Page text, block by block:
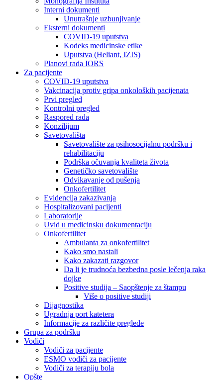
Interni dokumenti
Unutrašnje uzbunjivanje
Eksterni dokumenti
COVID-19 uputstva
Kodeks medicinske etike
Uputstva (Heliant, IZIS)
Planovi rada IORS
Za pacijente
COVID-19 uputstva
Vakcinacija protiv gripa onkoloških pacijenata
Prvi pregled
Kontrolni pregled
Raspored rada
Konzilijum
Savetovališta
Savetovalište za psihosocijalnu podršku i
rehabilitaciju
Podrška očuvanja kvaliteta života
Genetičko savetovalište
Odvikavanje od pušenja
Onkofertilitet
Evidencija zakazivanja
Hospitalizovani pacijenti
Laboratorije
Uvid u medicinsku dokumentaciju
Onkofertilitet
Ambulanta za onkofertilitet
Kako smo nastali
Kako zakazati razgovor
Da li je trudnoća bezbedna posle lečenja raka
dojke
Positive studija – Saopštenje za štampu
Više o positive studiji
Dijagnostika
Ugradnja port katetera
Informacije za različite preglede
Grupa za podršku
Vodiči
Vodiči za pacijente
ESMO vodiči za pacijente
Vodiči za terapiju bola
Opšte